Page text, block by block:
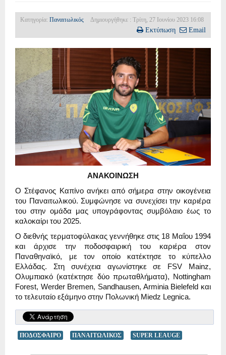
Κατηγορία: Παναιτωλικός
Δημιουργήθηκε : Τρίτη, 27 Ιουνίου 2023 16:08
Εκτύπωση
Email
ΑΝΑΚΟΙΝΩΣΗ
Ο Στέφανος Καπίνο ανήκει από σήμερα στην οικογένεια
του Παναιτωλικού. Συμφώνησε να συνεχίσει την καριέρα
του στην ομάδα μας υπογράφοντας συμβόλαιο έως το
καλοκαίρι του 2025.
Ο διεθνής τερματοφύλακας γεννήθηκε στις 18 Μαΐου 1994
και άρχισε την ποδοσφαιρική του καριέρα στον
Παναθηναϊκό, με τον οποίο κατέκτησε το κύπελλο
Ελλάδας. Στη συνέχεια αγωνίστηκε σε FSV Mainz,
Ολυμπιακό (κατέκτησε δύο πρωταθλήματα), Nottingham
Forest, Werder Bremen, Sandhausen, Arminia Bielefeld και
το τελευταίο εξάμηνο στην Πολωνική Miedz Legnica.
ΠΟΔΟΣΦΑΙΡΟ ΠΑΝΑΙΤΩΛΙΚΟΣ SUPER LEAUGE